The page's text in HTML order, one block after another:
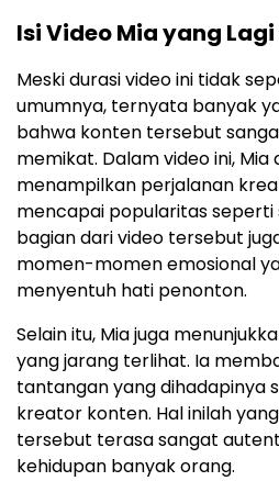
Isi Video Mia yang
Meski durasi video ini tidak
umumnya, ternyata banyak
bahwa konten tersebut
memikat. Dalam video ini,
menampilkan perjalanan
mencapai popularitas seperti
bagian dari video tersebut
momen-momen emosional
menyentuh hati penonton.
Selain itu, Mia juga
yang jarang terlihat. Ia
tantangan yang dihadapinya
kreator konten. Hal inilah
tersebut terasa sangat
kehidupan banyak orang.